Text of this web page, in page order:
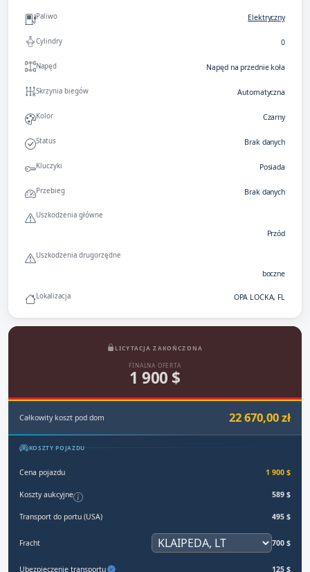
Paliwo Elektryczny
Cylindry 0
Napęd Napęd na przednie koła
Skrzynia biegów Automatyczna
Kolor Czarny
Status Brak danych
Kluczyki Posiada
Przebieg Brak danych
Uszkodzenia główne
Przód
Uszkodzenia drugorzędne
boczne
Lokalizacja OPA LOCKA, FL
LICYTACJA ZAKOŃCZONA
FINALNA OFERTA
1 900 $
Całkowity koszt pod dom 22 670,00 zł
KOSZTY POJAZDU
Cena pojazdu 1 900 $
Koszty aukcyjne 589 $
Transport do portu (USA) 495 $
Fracht 700 $
Ubezpieczenie transportu 125 $